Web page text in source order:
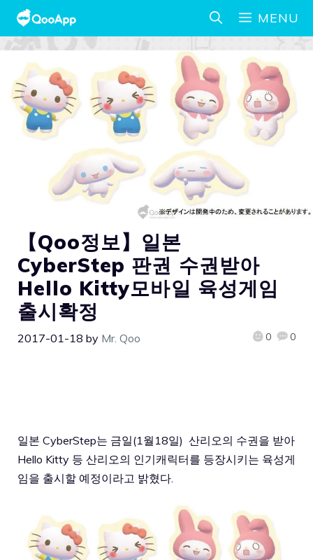
MENU
【Qoo정보】일본
CyberStep 판권 수권받아
Hello Kitty모바일 육성게임
출시확정
2017-01-18 by Mr. Qoo 0 0
일본 CyberStep는 금일(1월18일) 산리오의 수권을 받아
Hello Kitty 등 산리오의 인기캐릭터를 등장시키는 육성게
임을 출시할 예정이라고 밝혔다.